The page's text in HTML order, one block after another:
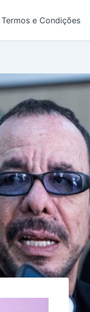
Termos e Condições